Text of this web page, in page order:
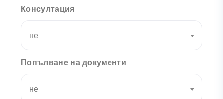
Консултация
не
Попълване на документи
не